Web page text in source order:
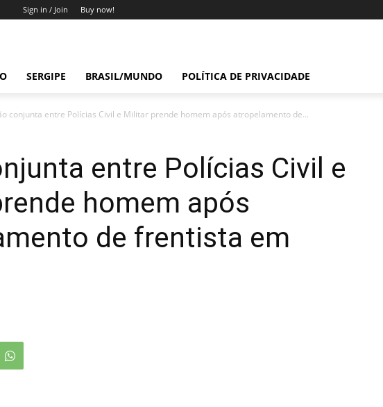
Sign in / Join Buy now!
SERGIPE BRASIL/MUNDO POLÍTICA DE PRIVACIDADE
conjunta entre Polícias Civil e Militar prende homem após atropelamento de...
entre Polícias Civil e
homem após
de frentista em